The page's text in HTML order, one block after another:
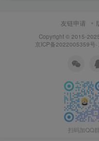
友链申请
Copyright © 2015-
京ICP备2022005359号·
扫码加QQ群